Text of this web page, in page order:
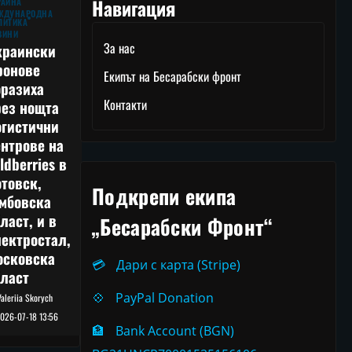
нощта
на
в
и в
Skorych
07-18 13:56
Навигация
За нас
Екипът на Бесарабски фронт
Контакти
Подкрепи екипа
„Бесарабски Фронт“
💳
Дари с карта (Stripe)
💠
PayPal Donation
🏦
Bank Account (BGN)